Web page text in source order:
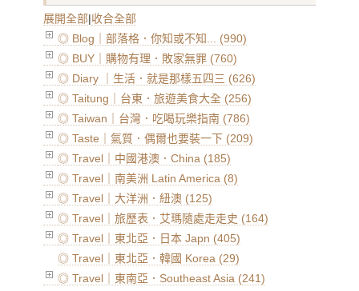
展開全部|收合全部
◎ Blog｜部落格．你知或不知... (990)
◎ BUY｜購物有理．敗家無罪 (760)
◎ Diary ｜生活．就是那樣五四三 (626)
◎ Taitung｜台東．旅遊美食大全 (256)
◎ Taiwan｜台灣．吃喝玩樂指南 (786)
◎ Taste｜氣質．偶爾也要裝一下 (209)
◎ Travel｜中國港澳．China (185)
◎ Travel｜南美洲 Latin America (8)
◎ Travel｜大洋洲．紐澳 (125)
◎ Travel｜旅歷表．艾瑪隨處走走史 (164)
◎ Travel｜東北亞．日本 Japn (405)
◎ Travel｜東北亞．韓國 Korea (29)
◎ Travel｜東南亞．Southeast Asia (241)